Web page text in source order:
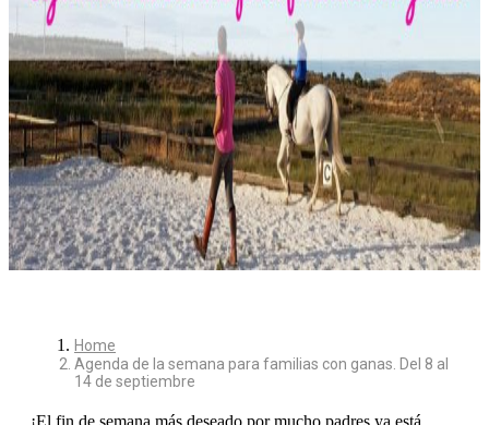
Home
Agenda de la semana para familias con ganas. Del 8 al
14 de septiembre